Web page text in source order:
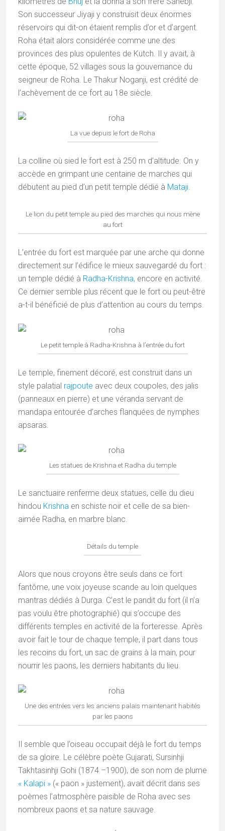
Son successeur Jiyaji y construisit deux énormes
réservoirs qui dit-on étaient remplis d’or et d’argent.
Roha était alors considérée comme une des
provinces des plus opulentes de Kutch. Il y avait, à
cette époque, 52 villages sous la gouvernance du
seigneur de Roha. Le Thakur Noganji, est crédité de
l’achèvement de ce fort au 18e siècle.
La vue depuis le fort de Roha
La colline où sied le fort est à 250 m d’altitude. On y
accède en grimpant une centaine de marches qui
débutent au pied d’un petit temple dédié à Mataji.
Le lion du petit temple au pied des marches qui nous mène
au fort
L’entrée du fort est marquée par une arche qui donne
directement sur l’édifice le mieux sauvegardé du fort :
un temple dédié à Radha-Krishna, encore en activité.
Ce dernier semble plus récent que le fort ou peut-être
a-t-il bénéficié de plus d’attention au cours du temps.
Le petit temple à Radha-Krishna à l’entrée du fort
Le temple, finement décoré, est construit dans un
style palatial rajpoute avec deux coupoles, des jalis
(panneaux en pierre) et une véranda servant de
mandapa entourée d’arches flanquées de nymphes
apsaras.
Les statues de Krishna et Radha du temple
Le sanctuaire renferme deux statues, celle du dieu
hindou Krishna en schiste noir et celle de sa bien-
aimée Radha, en marbre blanc.
Détails du temple
Alors que nous croyons être seuls dans ce fort
fantôme, une voix joyeuse scande au loin quelques
mantras dédiés à Durga. C’est le pandit du fort (il n’a
pas voulu être photographié) qui s’occupe des
différents temples en activité de la forteresse. Après
avoir fait le tour de chaque temple, il part dans tous
les recoins du fort, un sac de grains à la main, pour
nourrir les paons, les derniers habitants du lieu.
Une des entrées vers les anciens palais maintenant habités
par les paons
Il semble que l’oiseau occupait déjà le fort du temps
de sa gloire. Le célèbre poète Gujarati, Sursinhji
Takhtasinhji Gohi (1874 –1900), de son nom de plume
« Kalapi » (« paon » justement), avait décrit dans ses
poèmes l’atmosphère paisible de Roha avec ses
nombreux paons et sa nature sauvage.